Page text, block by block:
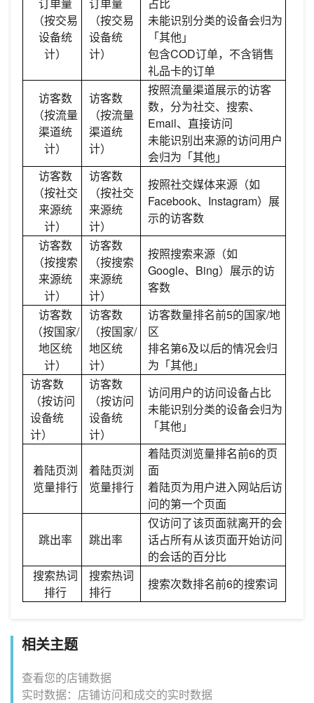
订单量
（按交易
设备统
计）
订单量
（按交易
设备统
计）
占比
未能识别分类的设备会归为
「其他」
包含COD订单，不含销售
礼品卡的订单
访客数
（按流量
渠道统
计）
访客数
（按流量
渠道统
计）
按照流量渠道展示的访客
数，分为社交、搜索、
Email、直接访问
未能识别出来源的访问用户
会归为「其他」
访客数
（按社交
来源统
计）
访客数
（按社交
来源统
计）
按照社交媒体来源（如
Facebook、Instagram）展
示的访客数
访客数
（按搜索
来源统
计）
访客数
（按搜索
来源统
计）
按照搜索来源（如
Google、Bing）展示的访
客数
访客数
（按国家/
地区统
计）
访客数
（按国家/
地区统
计）
访客数量排名前5的国家/地
区
排名第6及以后的情况会归
为「其他」
访客数
（按访问
设备统
计）
访客数
（按访问
设备统
计）
访问用户的访问设备占比
未能识别分类的设备会归为
「其他」
着陆页浏
览量排行
着陆页浏
览量排行
着陆页浏览量排名前6的页
面
着陆页为用户进入网站后访
问的第一个页面
跳出率 跳出率
仅访问了该页面就离开的会
话占所有从该页面开始访问
的会话的百分比
搜索热词
排行
搜索热词
排行
搜索次数排名前6的搜索词
相关主题
查看您的店铺数据
实时数据：店铺访问和成交的实时数据